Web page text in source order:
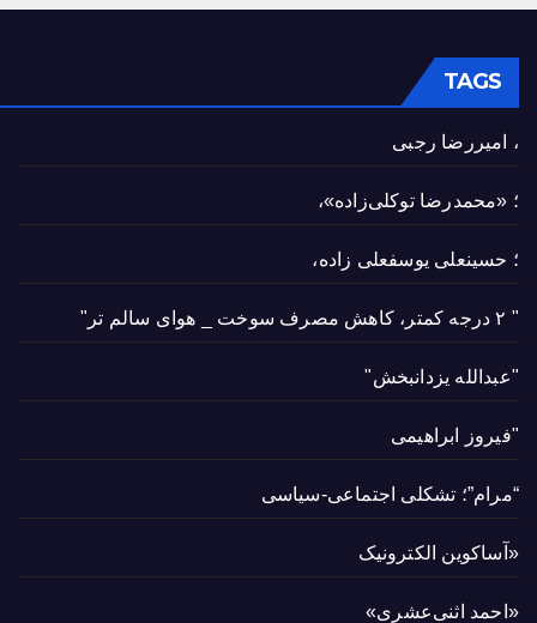
TAGS
، امیررضا رجبی
؛ «محمدرضا توکلی‌زاده»،
؛ حسینعلی یوسفعلی زاده،
" ۲ درجه کمتر، کاهش مصرف سوخت _ هوای سالم تر"
"عبدالله یزدانبخش"
"فیروز ابراهیمی
“مرام”؛ تشکلی اجتماعی-سیاسی
«آساکوین الکترونیک
«احمد اثنی‌عشری»